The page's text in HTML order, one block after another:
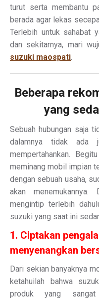
turut serta membantu
berada agar lekas
Terlebih untuk sahabat
dan sekitarnya, mari
suzuki maospati
Beberapa
yang
Sebuah hubungan saja
dalamnya tidak ada
mempertahankan.
meminang mobil impian
dengan sebuah usaha,
akan
mengintip terlebih
suzuki yang saat ini
1. Ciptakan
menyenangkan
Dari sekian banyaknya
ketahuilah bahwa
produk yang